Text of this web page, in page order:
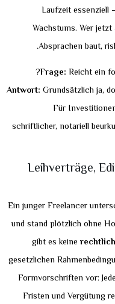
Laufzeit essenziell
Wachstums. Wer
Absprachen baut,
Frage: Reicht ein
Antwort: Grundsätzlich ja,
Für
schriftlicher, notariell
Leihverträge,
Ein junger Freelancer
und stand plötzlich ohne
gibt es keine
gesetzlichen
Formvorschriften vor:
Fristen und Vergütung